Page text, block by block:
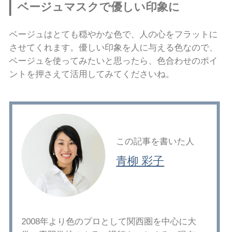
ベージュマスクで優しい印象に
ベージュはとても穏やかな色で、人の心をフラットに
させてくれます。優しい印象を人に与える色なので、
ベージュを使ってみたいと思ったら、色合わせのポイ
ントを押さえて活用してみてくださいね。
この記事を書いた人
青柳 彩子
2008年より色のプロとして関西圏を中心に大